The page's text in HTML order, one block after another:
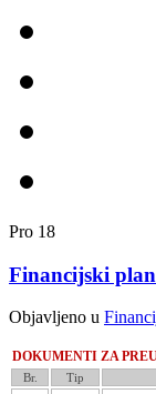
Pro 18
Financijski
Objavljeno u
DOKUMENTI ZA
Br. Tip